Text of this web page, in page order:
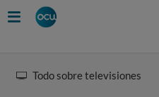
Todo sobre televisiones